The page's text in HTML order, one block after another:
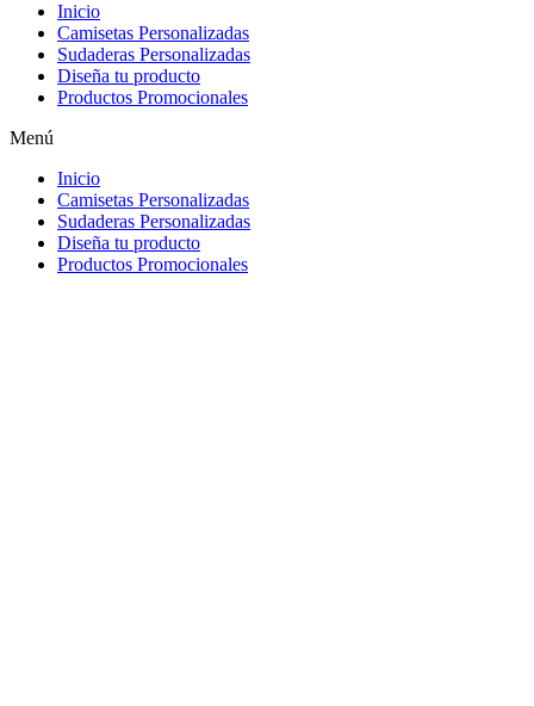
Inicio
Camisetas Personalizadas
Sudaderas Personalizadas
Diseña tu producto
Productos Promocionales
Menú
Inicio
Camisetas Personalizadas
Sudaderas Personalizadas
Diseña tu producto
Productos Promocionales